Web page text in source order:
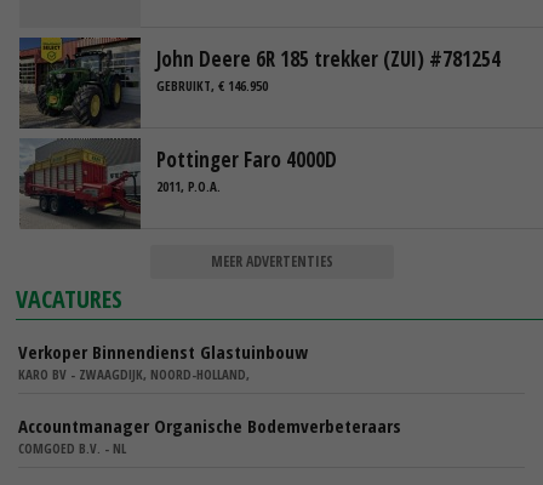
John Deere 6R 185 trekker (ZUI) #781254
GEBRUIKT, € 146.950
Pottinger Faro 4000D
2011, P.O.A.
MEER ADVERTENTIES
VACATURES
Verkoper Binnendienst Glastuinbouw
KARO BV - ZWAAGDIJK, NOORD-HOLLAND,
Accountmanager Organische Bodemverbeteraars
COMGOED B.V. - NL